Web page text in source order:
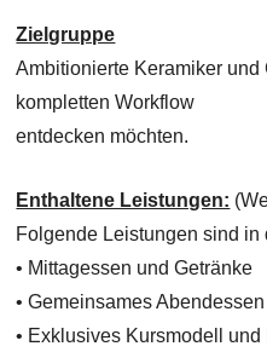
Zielgruppe
Ambitionierte Keramiker
kompletten Workflow
entdecken möchten.
Enthaltene Leistungen:
Folgende Leistungen sind in
• Mittagessen und Getränke
• Gemeinsames Abendessen
• Exklusives Kursmodell